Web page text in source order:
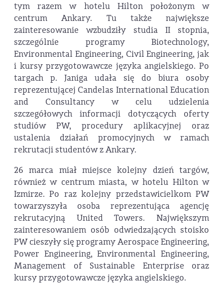
tym razem w hotelu Hilton położonym w
centrum Ankary. Tu także największe
zainteresowanie wzbudziły studia II stopnia,
szczególnie programy Biotechnology,
Environmental Engineering, Civil Engineering, jak
i kursy przygotowawcze języka angielskiego. Po
targach p. Janiga udała się do biura osoby
reprezentującej Candelas International Education
and Consultancy w celu udzielenia
szczegółowych informacji dotyczących oferty
studiów PW, procedury aplikacyjnej oraz
ustalenia działań promocyjnych w ramach
rekrutacji studentów z Ankary.
26 marca miał miejsce kolejny dzień targów,
również w centrum miasta, w hotelu Hilton w
Izmirze. Po raz kolejny przedstawicielkom PW
towarzyszyła osoba reprezentująca agencję
rekrutacyjną United Towers. Największym
zainteresowaniem osób odwiedzających stoisko
PW cieszyły się programy Aerospace Engineering,
Power Engineering, Environmental Engineering,
Management of Sustainable Enterprise oraz
kursy przygotowawcze języka angielskiego.